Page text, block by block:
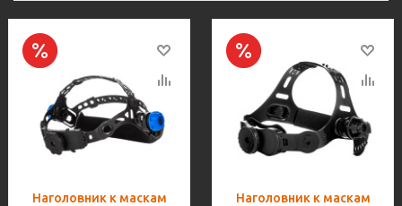
Наголовник к маскам
Наголовник к маскам